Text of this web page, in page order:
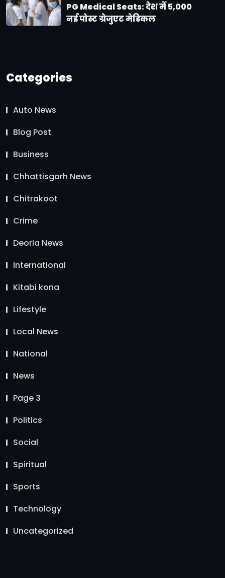
PG Medical Seats: देश में 5,000
नई पोस्ट ग्रेजुएट मेडिकल
Categories
Auto News
Blog Post
Business
Chhattisgarh News
Chitrakoot
Crime
Deoria News
International
Kitabi kona
Lifestyle
Local News
National
News
Page 3
Politics
Social
Spiritual
Sports
Technology
Uncategorized